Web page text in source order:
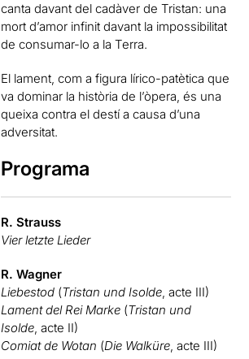
canta davant del cadàver de Tristan: una
mort d’amor infinit davant la impossibilitat
de consumar-lo a la Terra.
El lament, com a figura lírico-patètica que
va dominar la història de l’òpera, és una
queixa contra el destí a causa d’una
adversitat.
Programa
R. Strauss
Vier letzte Lieder
R. Wagner
Liebestod (Tristan und Isolde, acte III)
Lament del Rei Marke (Tristan und
Isolde, acte II)
Comiat de Wotan (Die Walküre, acte III)